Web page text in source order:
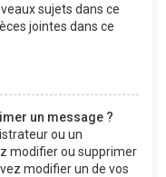
sujets dans ce
jointes dans ce
un message ?
ou un
modifier ou supprimer
modifier un de vos